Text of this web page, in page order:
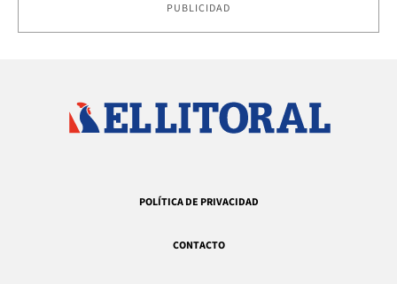
PUBLICIDAD
POLÍTICA DE PRIVACIDAD
CONTACTO